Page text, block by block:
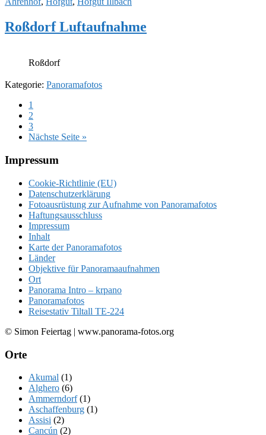
Roßdorf Luftaufnahme
Roßdorf
Kategorie: Panoramafotos
Seite
1
Seite
2
Seite
3
Nächste Seite aufrufen
»
Footer
Impressum
Cookie-Richtlinie (EU)
Datenschutzerklärung
Fotoausrüstung zur Aufnahme von Panoramafotos
Haftungsausschluss
Impressum
Inhalt
Karte der Panoramafotos
Länder
Objektive für Panoramaaufnahmen
Ort
Panorama Intro – krpano
Panoramafotos
Reisestativ Tiltall TE-224
© Simon Feiertag | www.panorama-fotos.org
Orte
Akumal (1)
Alghero (6)
Ammerndorf(1)
Aschaffenburg (1)
Assisi (2)
Cancún (2)